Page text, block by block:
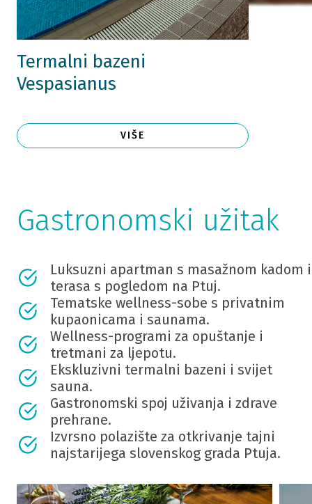
Termalni bazeni
Vespasianus
VIŠE
Gastronomski užitak
Luksuzni apartman s masažnom kadom i
terasa s pogledom na Ptuj.
Tematske wellness-sobe s privatnim
kupaonicama i saunama.
Wellness-programi za opuštanje i
tretmani za ljepotu.
Ekskluzivni termalni bazeni i svijet
sauna.
Gastronomski spoj uživanja i zdrave
prehrane.
Izvrsno polazište za otkrivanje tajni
najstarijega slovenskog grada Ptuja.